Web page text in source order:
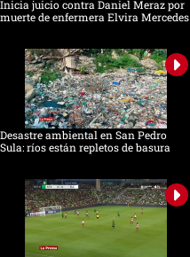
Inicia juicio contra Daniel Meraz por
muerte de enfermera Elvira Mercedes
Desastre ambiental en San Pedro
Sula: ríos están repletos de basura